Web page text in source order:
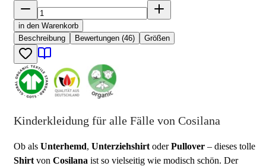
in den Warenkorb
Beschreibung
Bewertungen (46) Größen
Kinderkleidung für alle Fälle von Cosilana
Ob als Unterhemd, Unterziehshirt oderPullover – dieses tolle
Shirt von Cosilana ist so vielseitig wie modisch schön. Der